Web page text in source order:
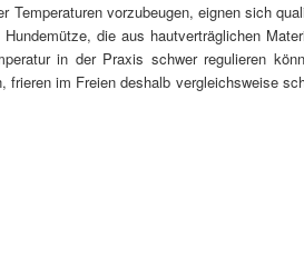
Temperaturen vorzubeugen, eignen sich
die aus hautverträglichen
in der Praxis schwer regulieren
im Freien deshalb vergleichsweise